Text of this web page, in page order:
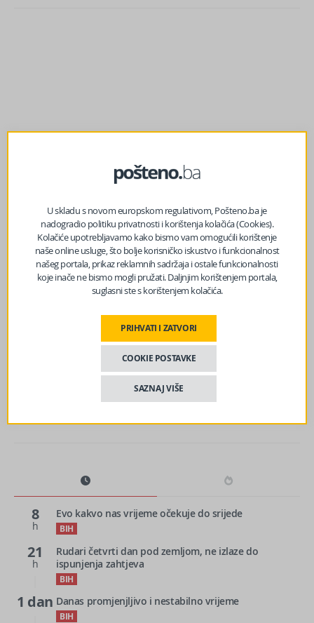
prethodni članak
Amerikanka preselila u BiH, otkrila čega se boji,kao i o
kulturnim šokovima koji su je, blago rečeno, izbacili iz
VLADA FBiH DALA SAGLASNOST: Rastu plate policajaca,
evo koliko iznosi nova osnovica
8
h
Evo kakvo nas vrijeme očekuje do srijede
BIH
21
h
Rudari četvrti dan pod zemljom, ne izlaze do
ispunjenja zahtjeva
BIH
1 dan Danas promjenjljivo i nestabilno vrijeme
BIH
U skladu s novom europskom regulativom, Pošteno.ba je
nadogradio politiku privatnosti i korištenja kolačića (Cookies).
Kolačiće upotrebljavamo kako bismo vam omogućili korištenje
naše online usluge, što bolje korisničko iskustvo i funkcionalnost
našeg portala, prikaz reklamnih sadržaja i ostale funkcionalnosti
koje inače ne bismo mogli pružati. Daljnjim korištenjem portala,
suglasni ste s korištenjem kolačića.
PRIHVATI I ZATVORI
COOKIE POSTAVKE
SAZNAJ VIŠE